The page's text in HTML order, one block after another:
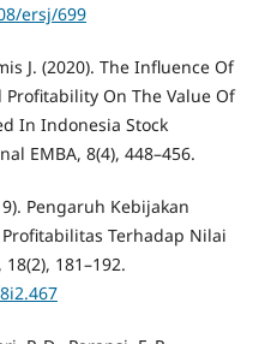
ersj/699
J. (2020). The Influence Of
Profitability On The Value Of
In Indonesia Stock
EMBA, 8(4), 448–456.
Pengaruh Kebijakan
Terhadap Nilai
181–192.